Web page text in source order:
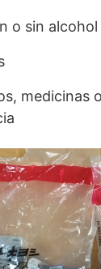
o sin alcohol
medicinas